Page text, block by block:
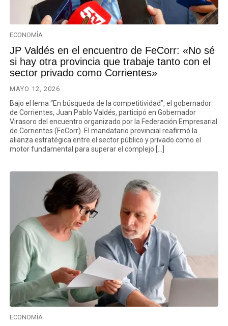
ECONOMÍA
JP Valdés en el encuentro de FeCorr: «No sé
si hay otra provincia que trabaje tanto con el
sector privado como Corrientes»
MAYO 12, 2026
Bajo el lema “En búsqueda de la competitividad”, el gobernador
de Corrientes, Juan Pablo Valdés, participó en Gobernador
Virasoro del encuentro organizado por la Federación Empresarial
de Corrientes (FeCorr). El mandatario provincial reafirmó la
alianza estratégica entre el sector público y privado como el
motor fundamental para superar el complejo […]
ECONOMÍA